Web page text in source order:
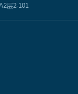
层2-101